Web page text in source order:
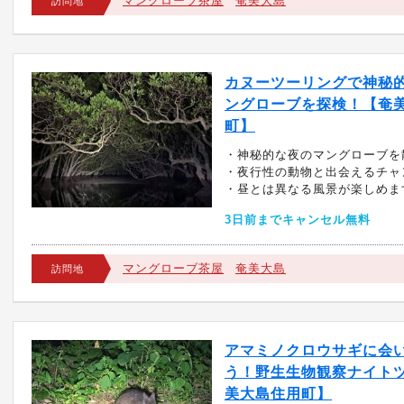
カヌーツーリングで神秘
ングローブを探検！【奄
町】
・神秘的な夜のマングローブ
・夜行性の動物と出会えるチ
・昼とは異なる風景が楽しめま
3日前までキャンセル無料
訪問地 マングローブ茶屋 奄美大島
アマミノクロウサギに会
う！野生生物観察ナイト
美大島住用町】